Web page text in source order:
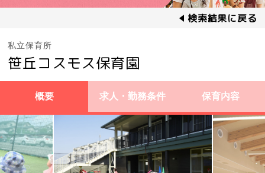
検索結果に戻る
私立保育所
笹丘コスモス保育園
概要 求人・勤務条件 保育内容